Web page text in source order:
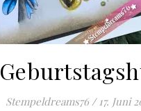
Stempeldreams76 / 17. Juni